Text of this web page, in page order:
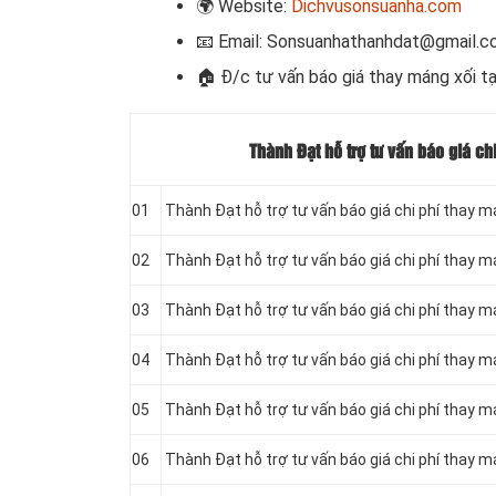
🌍 Website: Dichvusonsuanha.com
📧 Email:
🏠 Đ/c tư vấn báo giá thay máng xối
Thành Đạt hỗ trợ tư vấn báo giá
01 Thành Đạt hỗ trợ tư vấn báo giá chi phí thay
02 Thành Đạt hỗ trợ tư vấn báo giá chi phí thay
03 Thành Đạt hỗ trợ tư vấn báo giá chi phí thay
04 Thành Đạt hỗ trợ tư vấn báo giá chi phí thay
05 Thành Đạt hỗ trợ tư vấn báo giá chi phí thay
06 Thành Đạt hỗ trợ tư vấn báo giá chi phí thay